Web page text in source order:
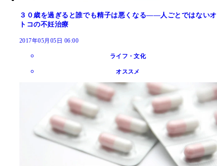
３０歳を過ぎると誰でも精子は悪くなる――人ごとではないオ
トコの不妊治療
2017年05月05日 06:00
ライフ・文化
オススメ